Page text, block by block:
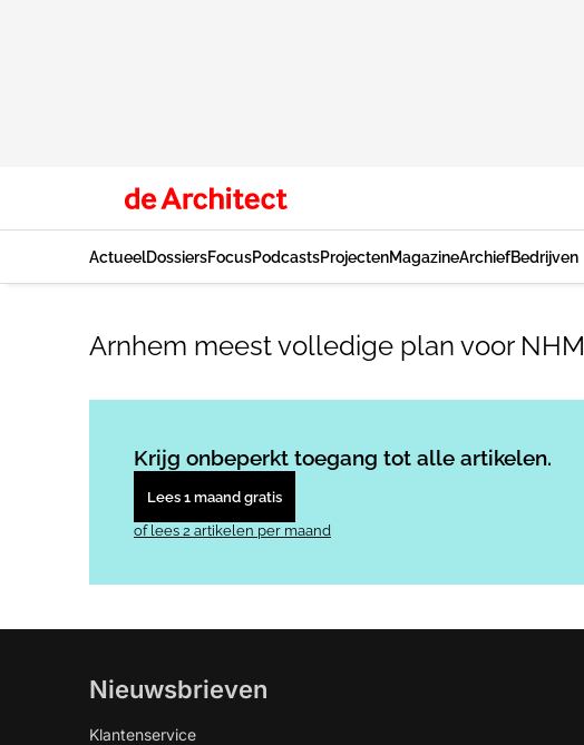
ActueelDossiersFocusPodcastsProjectenMagazineArchiefBedrijven
Arnhem meest volledige plan voor NHM
Krijg onbeperkt toegang tot alle artikelen.
Lees 1 maand gratis
of lees 2 artikelen per maand
Nieuwsbrieven
Klantenservice